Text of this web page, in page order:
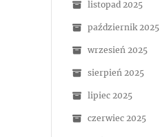
listopad 2025
październik 2025
wrzesień 2025
sierpień 2025
lipiec 2025
czerwiec 2025